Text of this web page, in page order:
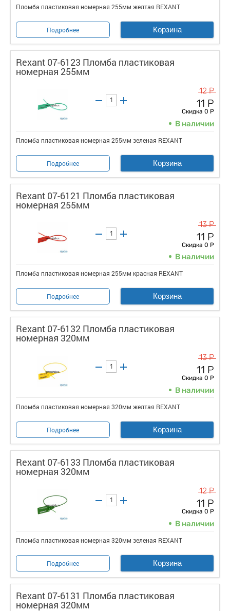
Пломба пластиковая номерная 255мм желтая REXANT
Подробнее Корзина
Rexant 07-6123 Пломба пластиковая
номерная 255мм
12 Р
11 Р
Скидка 0 Р
В наличии
Пломба пластиковая номерная 255мм зеленая REXANT
Подробнее Корзина
Rexant 07-6121 Пломба пластиковая
номерная 255мм
13 Р
11 Р
Скидка 0 Р
В наличии
Пломба пластиковая номерная 255мм красная REXANT
Подробнее Корзина
Rexant 07-6132 Пломба пластиковая
номерная 320мм
13 Р
11 Р
Скидка 0 Р
В наличии
Пломба пластиковая номерная 320мм желтая REXANT
Подробнее Корзина
Rexant 07-6133 Пломба пластиковая
номерная 320мм
12 Р
11 Р
Скидка 0 Р
В наличии
Пломба пластиковая номерная 320мм зеленая REXANT
Подробнее Корзина
Rexant 07-6131 Пломба пластиковая
номерная 320мм